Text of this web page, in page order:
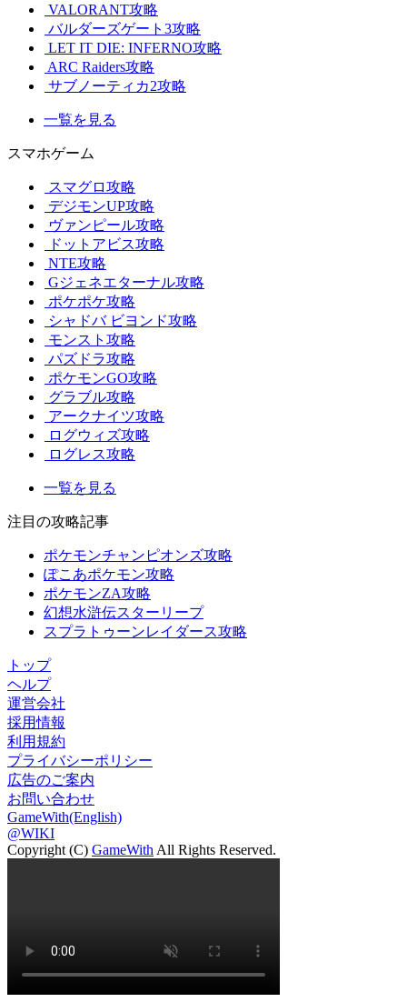
VALORANT攻略
バルダーズゲート3攻略
LET IT DIE: INFERNO攻略
ARC Raiders攻略
サブノーティカ2攻略
一覧を見る
スマホゲーム
スマグロ攻略
デジモンUP攻略
ヴァンピール攻略
ドットアビス攻略
NTE攻略
Gジェネエターナル攻略
ポケポケ攻略
シャドバ ビヨンド攻略
モンスト攻略
パズドラ攻略
ポケモンGO攻略
グラブル攻略
アークナイツ攻略
ログウィズ攻略
ログレス攻略
一覧を見る
注目の攻略記事
ポケモンチャンピオンズ攻略
ぽこあポケモン攻略
ポケモンZA攻略
幻想水滸伝スターリープ
スプラトゥーンレイダース攻略
トップ
ヘルプ
運営会社
採用情報
利用規約
プライバシーポリシー
広告のご案内
お問い合わせ
GameWith(English)
@WIKI
Copyright (C) GameWith All Rights Reserved.